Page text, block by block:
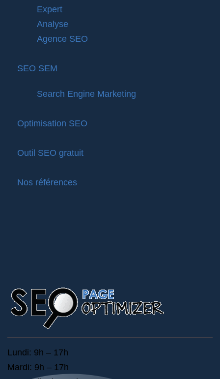
Expert
Analyse
Agence SEO
SEO SEM
Search Engine Marketing
Optimisation SEO
Outil SEO gratuit
Nos références
Lundi: 9h – 17h
Mardi: 9h – 17h